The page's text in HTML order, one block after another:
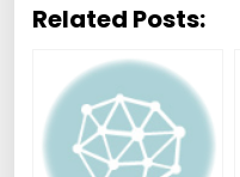
Related Posts: